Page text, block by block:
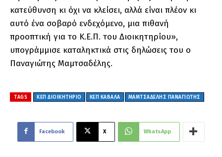
κατεύθυνση κι όχι να κλείσει, αλλά είναι πλέον κι
αυτό ένα σοβαρό ενδεχόμενο, μια πιθανή
προοπτική για το Κ.Ε.Π. του Διοικητηρίου»,
υπογράμμισε καταληκτικά στις δηλώσεις του ο
Παναγιώτης Μαμτσαδέλης.
TAGS ΚΕΠ ΔΙΟΙΚΗΤΗΡΙΟ ΚΕΠ ΚΑΒΑΛΑ ΜΑΜΤΣΑΔΕΛΗΣ ΠΑΝΑΓΙΩΤΗΣ
Facebook X WhatsApp